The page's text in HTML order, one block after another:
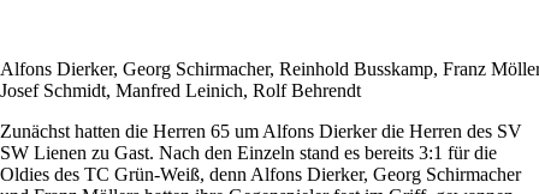
Alfons Dierker, Georg Schirmacher, Reinhold Busskamp, Franz
Josef Schmidt, Manfred Leinich, Rolf Behrendt
Zunächst hatten die Herren 65 um Alfons Dierker die Herren des SV
SW Lienen zu Gast. Nach den Einzeln stand es bereits 3:1 für die
Oldies des TC Grün-Weiß, denn Alfons Dierker, Georg Schirmacher